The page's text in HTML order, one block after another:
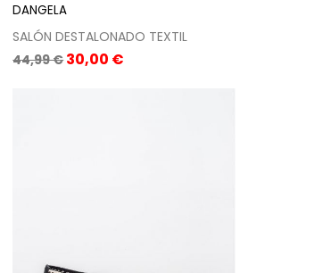
DANGELA
SALÓN DESTALONADO TEXTIL
Precio
44,99 €Precio
30,00 €